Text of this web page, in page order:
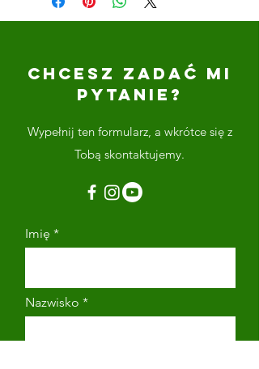
CHCESZ ZADAĆ MI
PYTANIE?
Wypełnij ten formularz, a wkrótce się z
Tobą skontaktujemy.
Imię
Nazwisko